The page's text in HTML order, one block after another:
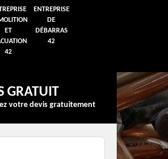
ET
42
ENTREPRISE
DE
DÉBARRAS
42
GRATUIT
votre devis gratuitement